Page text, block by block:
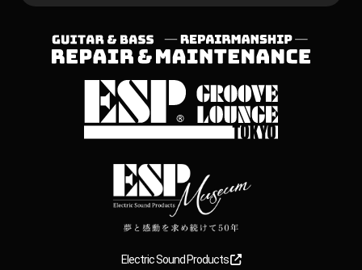
Electric Sound Products